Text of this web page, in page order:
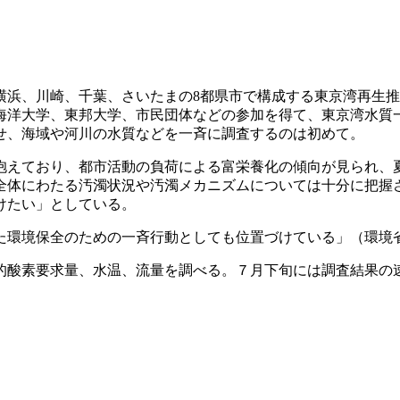
川崎、千葉、さいたまの8都県市で構成する東京湾再生
大学、東邦大学、市民団体などの参加を得て、東京湾水
海域や河川の水質などを一斉に調査するのは初めて。
おり、都市活動の負荷による富栄養化の傾向が見られ
にわたる汚濁状況や汚濁メカニズムについては十分に把
い」としている。
境保全のための一斉行動としても位置づけている」（環境
要求量、水温、流量を調べる。７月下旬には調査結果の